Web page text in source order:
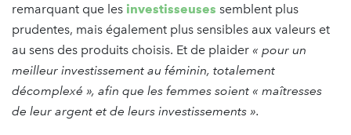
remarquant que les investisseuses semblent plus
prudentes, mais également plus sensibles aux valeurs et
au sens des produits choisis. Et de plaider « pour un
meilleur investissement au féminin, totalement
décomplexé », afin que les femmes soient « maîtresses
de leur argent et de leurs investissements ».